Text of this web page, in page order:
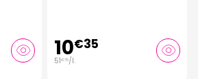
10€35
51€75/l.